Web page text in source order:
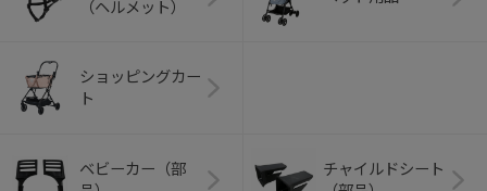
（ヘルメット）
ショッピングカー
ト
ベビーカー（部
チャイルドシート